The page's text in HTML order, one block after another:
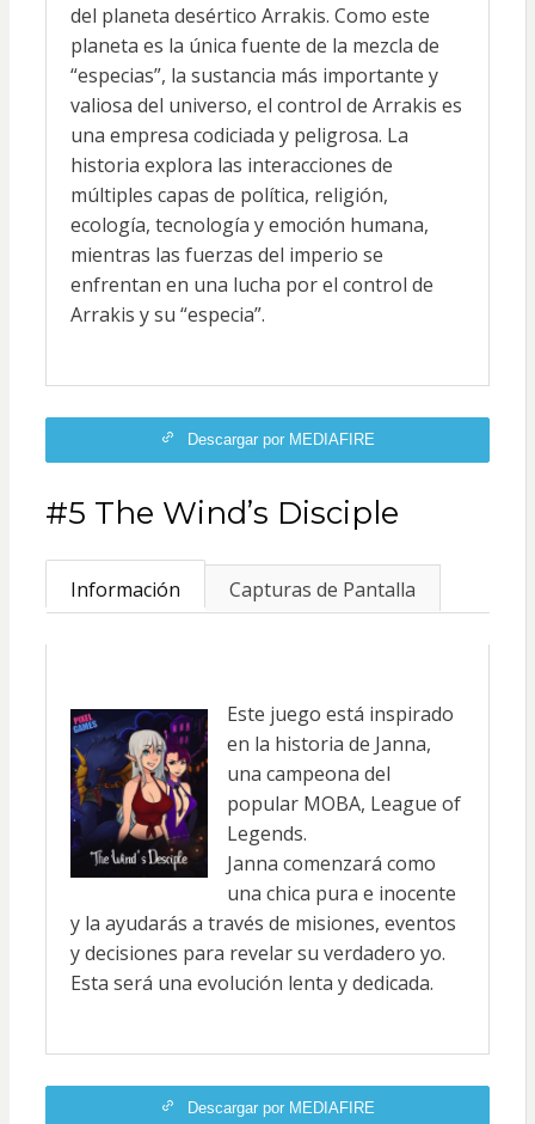
del planeta desértico Arrakis. Como este
planeta es la única fuente de la mezcla de
“especias”, la sustancia más importante y
valiosa del universo, el control de Arrakis es
una empresa codiciada y peligrosa. La
historia explora las interacciones de
múltiples capas de política, religión,
ecología, tecnología y emoción humana,
mientras las fuerzas del imperio se
enfrentan en una lucha por el control de
Arrakis y su “especia”.
Descargar por MEDIAFIRE
#5 The Wind’s Disciple
Información Capturas de Pantalla
Este juego está inspirado
en la historia de Janna,
una campeona del
popular MOBA, League of
Legends.
Janna comenzará como
una chica pura e inocente
y la ayudarás a través de misiones, eventos
y decisiones para revelar su verdadero yo.
Esta será una evolución lenta y dedicada.
Descargar por MEDIAFIRE